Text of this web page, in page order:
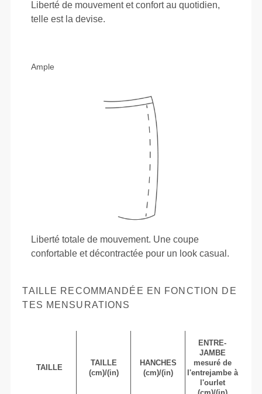
Liberté de mouvement et confort au quotidien,
telle est la devise.
Ample
Liberté totale de mouvement. Une coupe
confortable et décontractée pour un look casual.
TAILLE RECOMMANDÉE EN FONCTION DE
TES MENSURATIONS
TAILLE
TAILLE
(cm)/(in)
HANCHES
(cm)/(in)
ENTRE-
JAMBE
mesuré de
l'entrejambe à
l'ourlet